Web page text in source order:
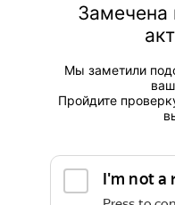
Замечена
Мы заметили
Пройдите